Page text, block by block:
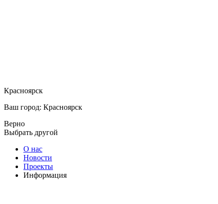
Красноярск
Ваш город: Красноярск
Верно
Выбрать другой
О нас
Новости
Проекты
Информация